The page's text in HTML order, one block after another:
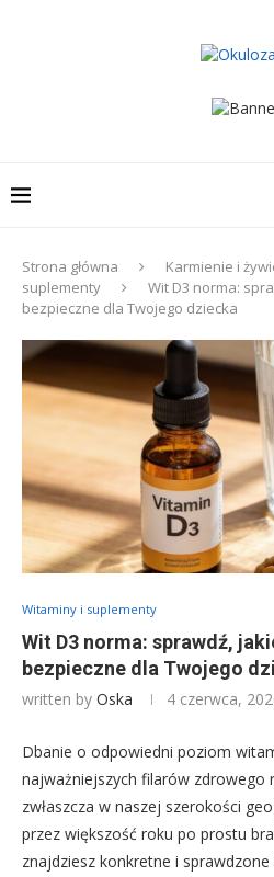
Strona główna Karmienie i
suplementy
Wit D3 norma:
bezpieczne dla Twojego dziecka
Witaminy i suplementy
Wit D3 norma: sprawdź,
bezpieczne dla Twojego
written by Oska 4 czerwca,
Dbanie o odpowiedni poziom
najważniejszych filarów zdrowego
zwłaszcza w naszej szerokości
przez większość roku po prostu
znajdziesz konkretne i